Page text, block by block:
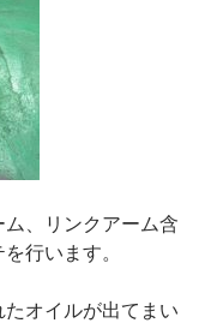
、リンクアーム含
行います。
オイルが出てまい